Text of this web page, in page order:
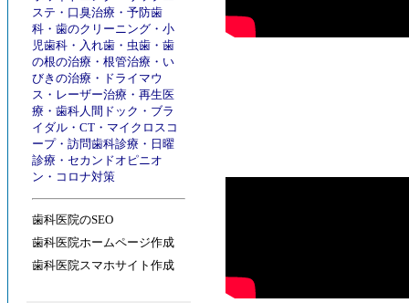
ステ ・ 口臭治療 ・ 予防歯
科 ・ 歯のクリーニング ・ 小
児歯科 ・ 入れ歯 ・ 虫歯 ・ 歯
の根の治療 ・ 根管治療 ・ い
びきの治療 ・ ドライマウ
ス ・ レーザー治療 ・ 再生医
療 ・ 歯科人間ドック ・ ブラ
イダル ・ CT ・ マイクロスコ
ープ・ 訪問歯科診療 ・ 日曜
診療 ・ セカンドオピニオ
ン ・ コロナ対策
歯科医院のSEO
歯科医院ホームページ作成
歯科医院スマホサイト作成